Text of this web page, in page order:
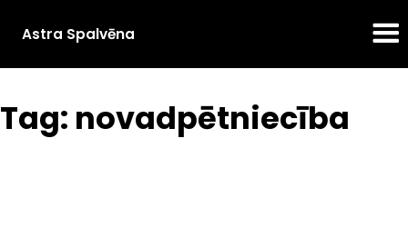
Astra Spalvēna
Tag: novadpētniecība